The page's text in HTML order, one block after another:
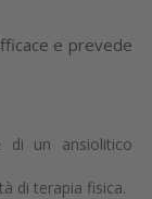
e prevede
di un ansiolitico
di terapia fisica.